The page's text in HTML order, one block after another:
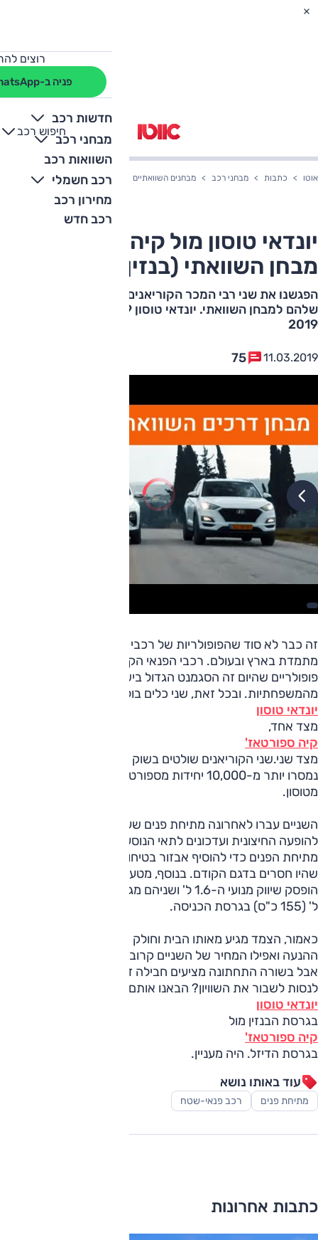
רוצים
פניה ב-WhatsApp
חדשות רכב
מבחני רכב
השוואות רכב
רכב חשמלי
מחירון רכב
רכב חדש
חיפוש רכב
+
-
אוטו כתבות מבחני רכב מבחנים השוואתיים יונדאי טוסון מול קיה ספורטאז' –
יונדאי טוסון מול קיה ספורטאז' –
מבחן השוואתי (בנזין מול דיזל)
הפגשנו את שני רבי המכר הקוריאנים במהדורה העדכנית
2019
11.03.2019
75
זה כבר לא סוד שהפופולריות של רכבי הפנאי נמצאת בעלייה
מתמדת בארץ ובעולם. רכבי הפנאי הקומפקטיים הפכו כה
פופולריים שהיום זה הסגמנט הגדול בישראל, כן, אפילו יותר
מהמשפחתיות. ובכל זאת, שני כלים בולטים מעל כולם –
יונדאי טוסון
מצד אחד,
קיה ספורטאז'
מטוסון.
השניים עברו לאחרונה מתיחת פנים שעיקרה שינויים קלים
להופעה החיצונית ועדכונים לתאי הנוסעים. ביונדאי ניצלו את
מתיחת הפנים כדי להוסיף אבזור בטיחות ופתחי מיזוג מאחור
שהיו חסרים בדגם הקודם. בנוסף, מטעמי תקינה וזיהום אוויר
ל' (155 כ"ס) בגרסת הכניסה.
כאמור, הצמד מגיע מאותו הבית וחולק את הפלטפורמה ויחידות
ההנעה ואפילו המחיר של השניים קרוב. הם כמובן שונים בהופעה,
אבל בשורה התחתונה מציעים חבילה דומה למדי. אז איך ניתן
לנסות לשבור את השוויון? הבאנו אותם למבחן –
יונדאי טוסון
בגרסת הבנזין מול
קיה ספורטאז'
בגרסת הדיזל. היה מעניין.
עוד באותו נושא
מתיחת פנים רכב פנאי-שטח
כתבות אחרונות